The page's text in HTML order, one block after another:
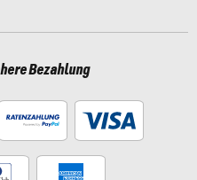
Bezahlung